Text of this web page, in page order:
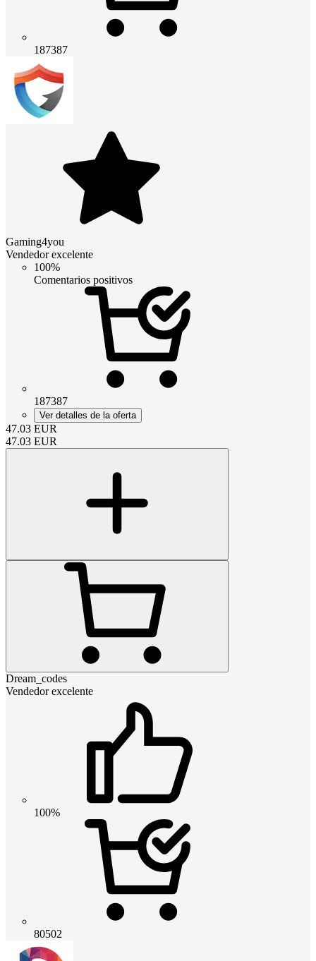
187387
Gaming4you
Vendedor excelente
100%
Comentarios positivos
187387
Ver detalles de la oferta
47.03 EUR
47.03 EUR
Dream_codes
Vendedor excelente
100%
80502